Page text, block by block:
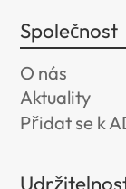
Společnost
O nás
Aktuality
Přidat se k